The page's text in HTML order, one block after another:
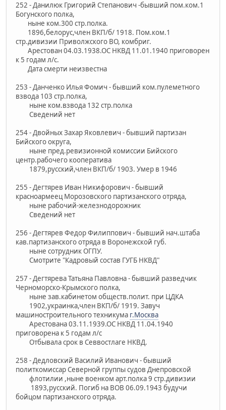
252 - Данилюк Григорий Степанович -бывший пом.ком.1
Богунского полка,
ныне ком.300 стр.полка.
1896,белорус,член ВКП/б/ 1918. Пом.ком.1
стр.дивизии Приволжского ВО, комбриг.
Арестован 04.03.1938.ОС НКВД 11.01.1940 приговорен
к 5 годам л/с.
Дата смерти неизвестна
253 - Данченко Илья Фомич - бывший ком.пулеметного
взвода 103 стр.полка,
ныне ком.взвода 132 стр.полка
Сведений нет
254 - Двойных Захар Яковлевич - бывший партизан
Бийского округа,
ныне пред.ревизионной комиссии Бийского
центр.рабочего кооператива
1879,русский,член ВКП/б/ 1903. Умер в 1946
255 - Дегтярев Иван Никифорович - бывший
красноармеец Морозовского партизанского отряда,
ныне рабочий-железнодорожник
Сведений нет
256 - Дегтярев Федор Филиппович - бывший нач.штаба
кав.партизанского отряда в Воронежской губ.
ныне сотрудник ОГПУ.
Смотрите "Кадровый состав ГУГБ НКВД"
257 - Дегтярева Татьяна Павловна - бывший разведчик
Черноморско-Крымского полка,
ныне зав.кабинетом обществ.полит. при ЦДКА
1902,украинка,член ВКП/б/ 1919. Завуч
машиностроительного техникума г.Москва
Арестована 03.11.1939.ОС НКВД 11.04.1940
приговорена к 5 годам л/с
Отбывала срок в Севвостлаге НКВД.
258 - Дедловский Василий Иванович - бывший
политкомиссар Северной группы судов Днепровской
флотилии ,ныне военком арт.полка 9 стр.дивизии
1893,русский. Погиб на ВОВ 06.09.1943 будучи
бойцом партизанского отряда.